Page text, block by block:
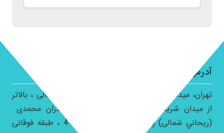
آدرس کلينيک:
تهران، ميدان هروی ، خیابان استاد حسن بنای شمالی ، بالاتر
از ميدان شريفی ، کوچه قادری ، خيابان برادران محمدی
(ريحاني شمالی) پلاک 26 طبقه اول واحد 4 ، طبقه فوقانی